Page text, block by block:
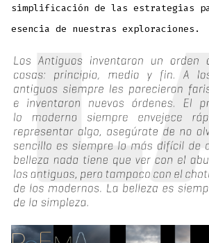
simplificación de las estrategias
esencia de nuestras exploraciones.